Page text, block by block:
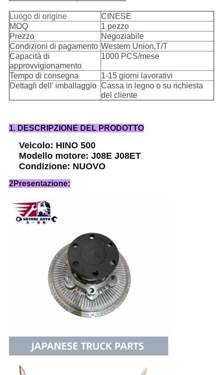
Luogo di origine
CINESE
MOQ
1 pezzo
Prezzo
Negoziabile
Condizioni di pagamento Western Union,T/T
Capacità di
approvvigionamento
1000 PCS/mese
Tempo di consegna
1-15 giorni lavorativi
Dettagli dell' imballaggio Cassa in legno o su richiesta
del cliente
1. DESCRIPZIONE DEL PRODOTTO
Veicolo: HINO 500
Modello motore: J08E J08ET
Condizione: NUOVO
2Presentazione: